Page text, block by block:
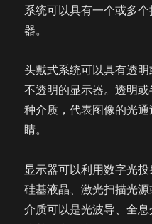
系统可以具有一个或多
器。
头戴式系统可以具有透
不透明的显示器。透明
种介质，代表图像的光
睛。
显示器可以利用数字光
硅基液晶、激光扫描光
介质可以是光波导、全